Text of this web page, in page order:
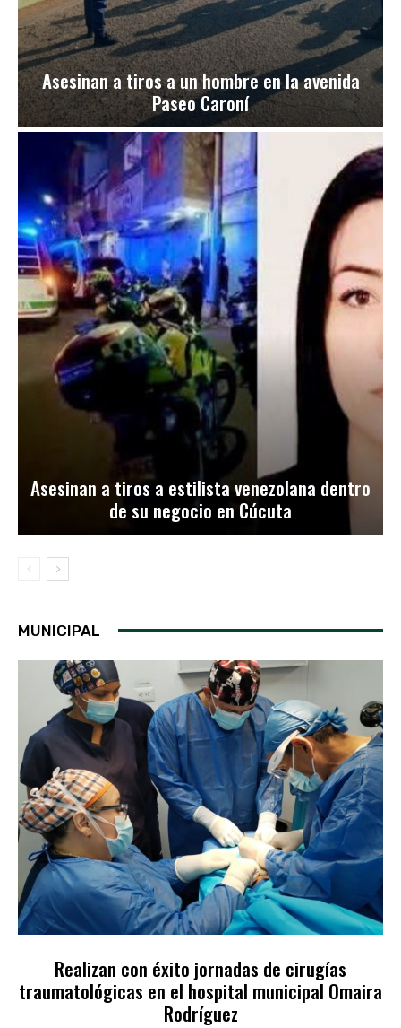
Asesinan a tiros a un hombre en la avenida
Paseo Caroní
Asesinan a tiros a estilista venezolana dentro
de su negocio en Cúcuta
MUNICIPAL
Realizan con éxito jornadas de cirugías
traumatológicas en el hospital municipal Omaira
Rodríguez